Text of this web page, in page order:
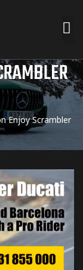
Enjoy Scrambler